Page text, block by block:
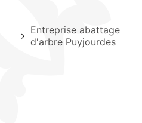
Entreprise abattage
d'arbre Puyjourdes